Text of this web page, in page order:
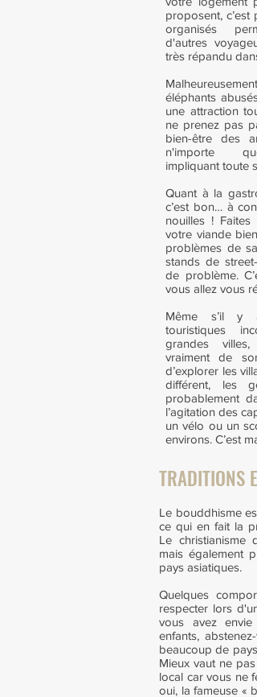
proposent,
organisés
d'autres
très répandu
éléphants
une attraction
ne prenez pas
bien-être des
n'importe
impliquant toute
Quant à la
c’est bon… à
nouilles !
votre viande
problèmes de
stands de
de problème.
vous allez vous
Même s’il y
touristiques
grandes
vraiment de
d’explorer les
différent, les
probablement
l’agitation des
un vélo ou un
environs. C’est
TRADITIONS
Le bouddhisme
ce qui en fait la
Le christianisme
mais également
pays asiatiques.
Quelques
respecter lors
vous avez
enfants,
beaucoup de
Mieux vaut ne
local car vous ne
oui, la fameuse «